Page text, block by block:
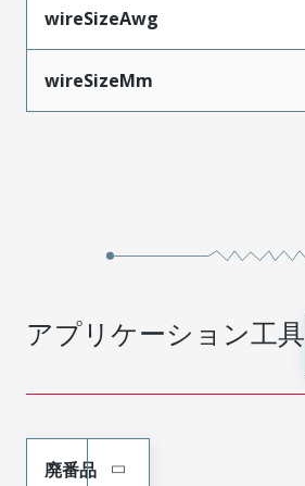
wireSizeAwg
wireSizeMm
アプリケーション工具
廃番品